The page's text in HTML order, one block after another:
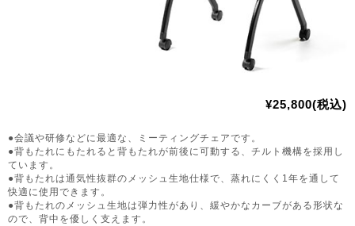
¥25,800(税込)
●会議や研修などに最適な、ミーティングチェアです。
●背もたれにもたれると背もたれが前後に可動する、チルト機構を採用し
ています。
●背もたれは通気性抜群のメッシュ生地仕様で、蒸れにくく1年を通して
快適に使用できます。
●背もたれのメッシュ生地は弾力性があり、緩やかなカーブがある形状な
ので、背中を優しく支えます。